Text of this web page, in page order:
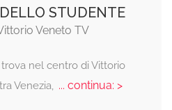
STUDENTE
Veneto TV
nel centro di Vittorio
Venezia, ... continua: >